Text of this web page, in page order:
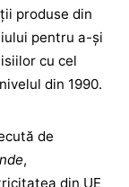
produse din
pentru a-şi
cu cel
din 1990.
de
,
din UE